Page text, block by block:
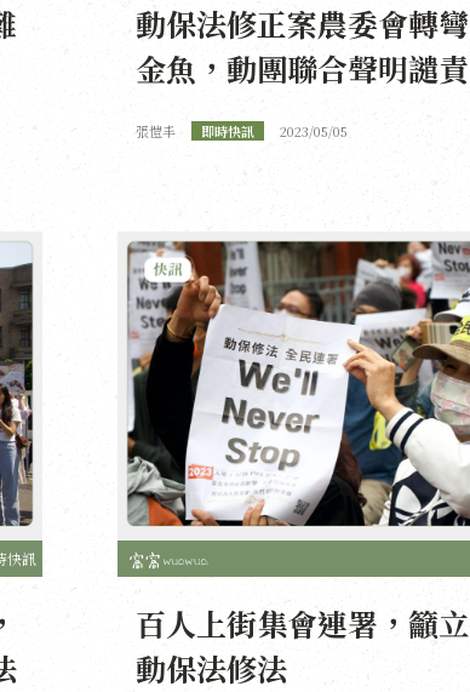
動保法修正案農委會轉
金魚，動團聯合聲明譴責
張愷丰 即時快訊 2023/05/05
快訊
百人上街集會連署，籲
動保法修法